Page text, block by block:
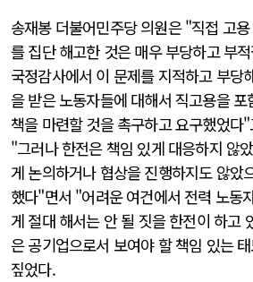
송재봉 더불어민주당 의원은 "직접 고
를 집단 해고한 것은 매우 부당하고 부
국정감사에서 이 문제를 지적하고 부당
을 받은 노동자들에 대해서 직고용을
책을 마련할 것을 촉구하고 요구했었다
"그러나 한전은 책임 있게 대응하지 않
게 논의하거나 협상을 진행하지도 않았
했다"면서 "어려운 여건에서 전력 노동
게 절대 해서는 안 될 짓을 한전이 하고
은 공기업으로서 보여야 할 책임 있는
짚었다.